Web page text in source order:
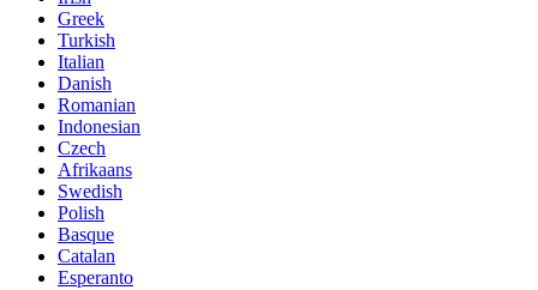
Greek
Turkish
Italian
Danish
Romanian
Indonesian
Czech
Afrikaans
Swedish
Polish
Basque
Catalan
Esperanto